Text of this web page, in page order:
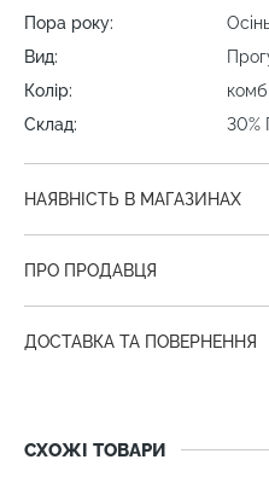
Пора року:
Вид:
Колір:
Склад:
30%
НАЯВНІСТЬ В МАГАЗИНАХ
ПРО ПРОДАВЦЯ
ДОСТАВКА ТА ПОВЕРНЕННЯ
СХОЖІ ТОВАРИ